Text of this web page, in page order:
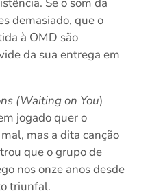
demasiado, que o
à OMD são
da sua entrega em
(Waiting on You)
jogado quer o
mas a dita canção
que o grupo de
nos onze anos desde
triunfal.